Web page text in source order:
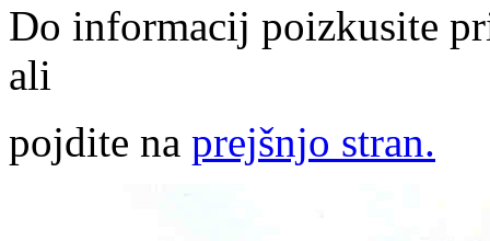
Do informacij poizkusite
ali
pojdite na prejšnjo stran.